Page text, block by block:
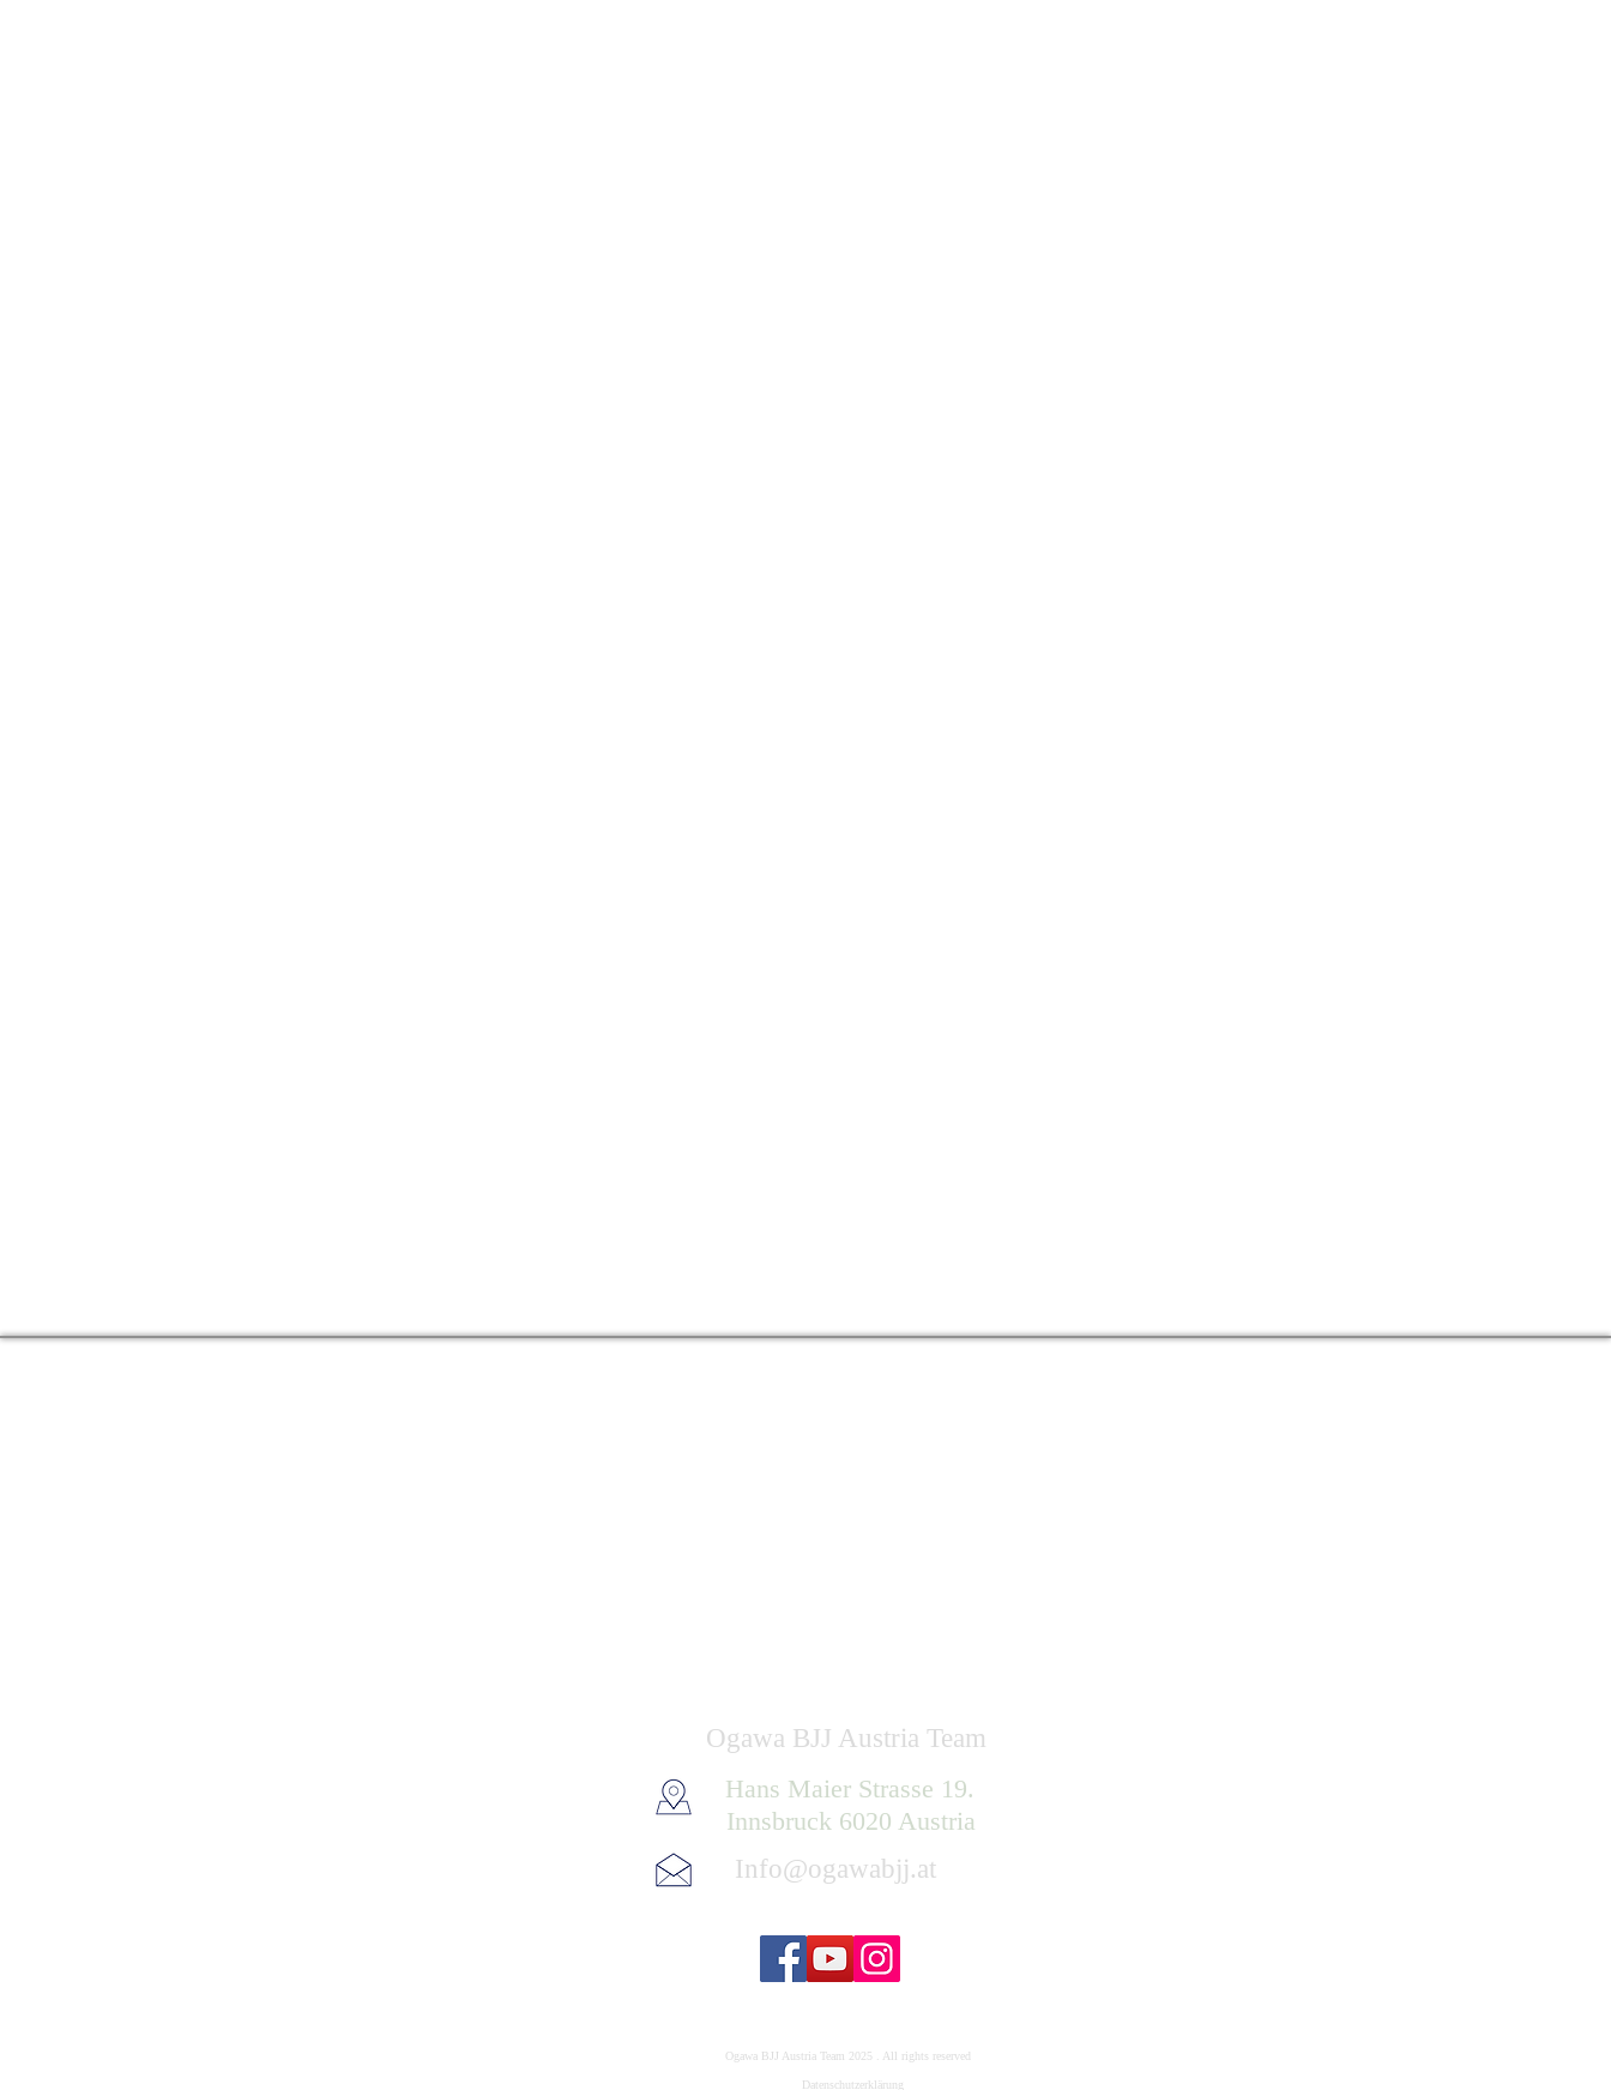
Ogawa BJJ Austria Team
Hans Maier Strasse 19.
Innsbruck 6020 Austria
Info@ogawabjj.at
Ogawa BJJ Austria Team 2025 . All rights reserved
Datenschutzerklärung